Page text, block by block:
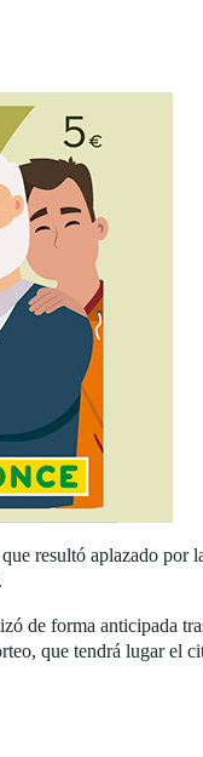
resultó aplazado por
de forma anticipada
que tendrá lugar el